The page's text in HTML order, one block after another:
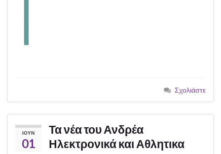
Σχολιάστε
ΙΟΎΝ
01
Τα νέα του Ανδρέα
Ηλεκτρονικά και Αθλητικα